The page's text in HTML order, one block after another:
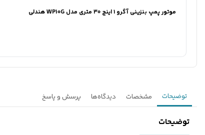
موتور پمپ بنزینی آگرو ۱ اینچ 30 متری مدل WP10G هندلی
توضیحات مشخصات دیدگاه‌ها پرسش و پاسخ
توضیحات